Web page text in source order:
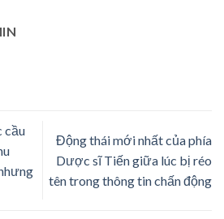
cầu
Động thái mới nhất của phía
Dược sĩ Tiến giữa lúc bị réo
tên trong thông tin chấn động